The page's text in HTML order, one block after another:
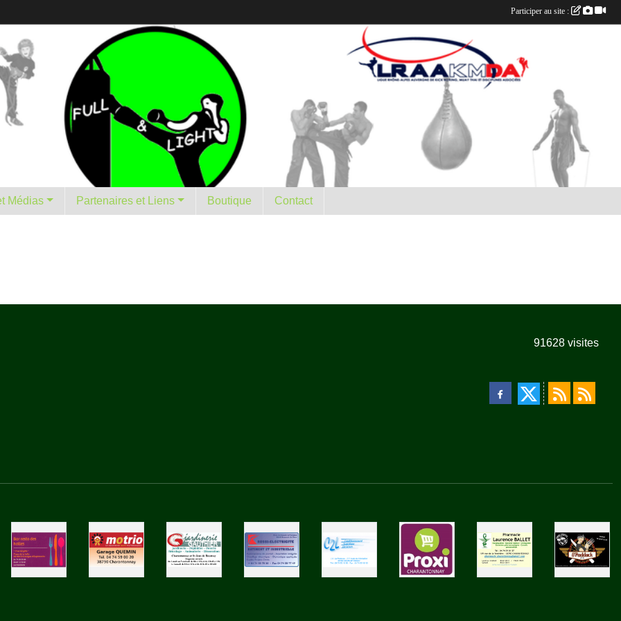
et Médias Partenaires et Liens Boutique Contact
91628 visites
Participer au site :